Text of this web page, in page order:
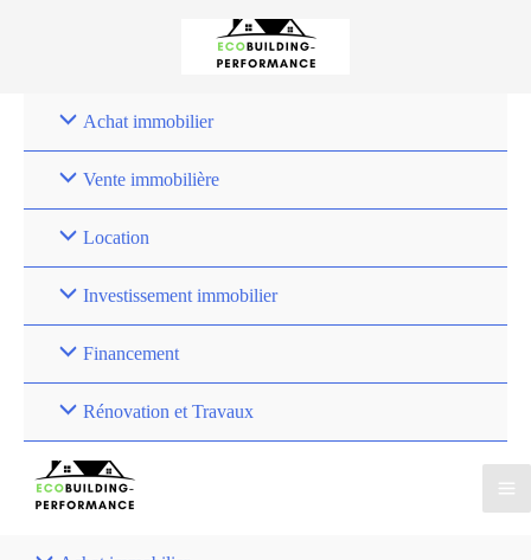
Achat immobilier
Vente immobilière
Location
Investissement immobilier
Financement
Rénovation et Travaux